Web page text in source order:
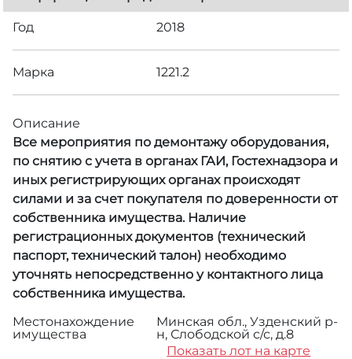
Год 2018
Марка 1221.2
Описание
Все мероприятия по демонтажу оборудования,
по снятию с учета в органах ГАИ, Гостехнадзора и
иных регистрирующих органах происходят
силами и за счет покупателя по доверенности от
собственника имущества. Наличие
регистрационных документов (технический
паспорт, технический талон) необходимо
уточнять непосредственно у контактного лица
собственника имущества.
Местонахождение
имущества
Минская обл., Узденский р-
н, Слободской с/с, д.8
Показать лот на карте